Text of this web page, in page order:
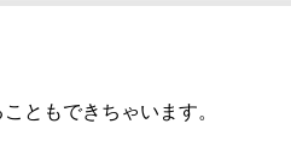
ともできちゃいます。